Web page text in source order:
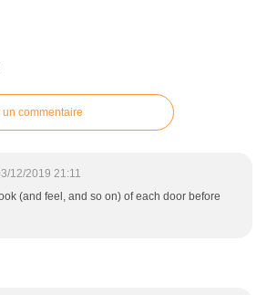
un commentaire
12/2019 21:11
(and feel, and so on) of each door before